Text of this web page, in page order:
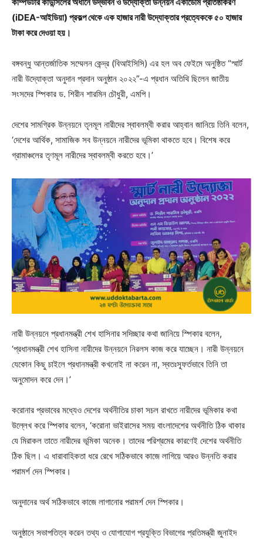
(iDEA-আইডিয়া) প্রকল্প থেকে এক হাজার নারী উদ্যোক্তার প্রত্যেককে ৫০ হাজার
টাকা করে দেওয়া হয়।
বঙ্গবন্ধু আন্তর্জাতিক সম্মেলন কেন্দ্র (বিআইসিসি) এর হল অব ফেইমে অনুষ্ঠিত “স্মার্ট
নারী উদ্যোক্তা অনুদান প্রদান অনুষ্ঠান ২০২২”-এ প্রধান অতিথি ছিলেন জাতীয়
সংসদের স্পিকার ড. শিরীন শারমিন চৌধুরী, এমপি।
দেশের সামগ্রিক উন্নয়নে তৃনমূল নারীদের স্বাবলম্বী করার আহ্বান জানিয়ে তিনি বলেন,
‘দেশের আর্থিক, সামাজিক সব উন্নয়নে নারীদের ভূমিকা থাকতে হবে। বিশেষ করে
গ্রামাঞ্চলের তৃণমূল নারীদের স্বাবলম্বী করতে হবে।’
নারী উন্নয়নে প্রধানমন্ত্রী শেখ হাসিনার সদিচ্ছার কথা জানিয়ে স্পিকার বলেন,
‘প্রধানমন্ত্রী শেখ হাসিনা নারীদের উন্নয়নে নিরলস কাজ করে যাচ্ছেন। নারী উন্নয়নে
যেকোন কিছু চাইলে প্রধানমন্ত্রী কখনোই না করেন না, স্বতঃস্ফূর্তভাবে তিনি তা
অনুমোদন করে দেন।’
করোনার প্রভাবের মধ্যেও দেশের অর্থনীতির চাকা সচল রাখতে নারীদের ভূমিকার কথা
উল্লেখ করে স্পিকার বলেন, ‘করোনা ভাইরাসের সময় বাংলাদেশের অর্থনীতি ঠিক থাকার
যে মিরাকল তাতে নারীদের ভূমিকা অনেক। তাদের পরিশ্রমের কারণেই দেশের অর্থনীতি
ঠিক ছিল। এ ধারাবাহিকতা ধরে রেখে সঠিকভাবে কাজে লাগিয়ে আরও উন্নতি করার
পরামর্শ দেন স্পিকার।
অনুদানের অর্থ সঠিকভাবে কাজে লাগানোর পরামর্শ দেন স্পিকার।
অনুষ্ঠানে সভাপতিত্ব করেন তথ্য ও যোগাযোগ প্রযুক্তি বিভাগের প্রতিমন্ত্রী জুনাইদ